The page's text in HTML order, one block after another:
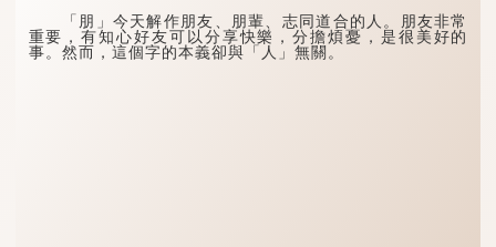
「朋」今天解作朋友、朋輩、志同道合的人。朋友非常
重要，有知心好友可以分享快樂，分擔煩憂，是很美好的
事。然而，這個字的本義卻與「人」無關。